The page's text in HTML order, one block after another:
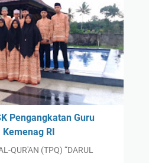
Pengangkatan Guru
RI
QUR'AN (TPQ) “DARUL